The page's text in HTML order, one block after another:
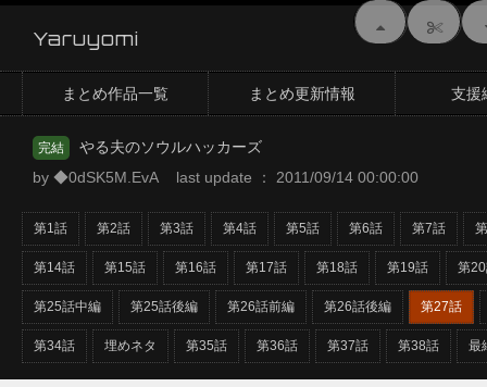
Yaruyomi
まとめ作品一覧 まとめ更新情報 支援
完結
やる夫のソウルハッカーズ
by ◆0dSK5M.EvA last update ： 2011/09/14 00:00:00
第1話 第2話 第3話 第4話 第5話 第6話 第7話
第14話 第15話 第16話 第17話 第18話 第19話 第
第25話中編 第25話後編 第26話前編 第26話後編 第27話
第34話 埋めネタ 第35話 第36話 第37話 第38話 最